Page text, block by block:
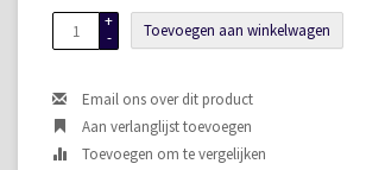
+
-
Toevoegen aan winkelwagen
Email ons over dit product
Aan verlanglijst toevoegen
Toevoegen om te vergelijken